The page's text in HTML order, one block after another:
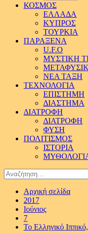
ΚΟΣΜΟΣ
ΕΛΛΑΔΑ
ΚΥΠΡΟΣ
ΤΟΥΡΚΙΑ
ΠΑΡΑΞΕΝΑ
U.F.O
ΜΥΣΤΙΚΗ
ΝΕΑ ΤΑΞΗ
ΤΕΧΝΟΛΟΓΙΑ
ΕΠΙΣΤΗΜΗ
ΔΙΑΣΤΗΜΑ
ΔΙΑΤΡΟΦΗ
ΔΙΑΤΡΟΦΗ
ΦΥΣΗ
ΠΟΛΙΤΙΣΜΟΣ
ΙΣΤΟΡΙΑ
Αναζήτηση
για:
Αρχική σελίδα
2017
Ιούνιος
7
Το Ελληνικό